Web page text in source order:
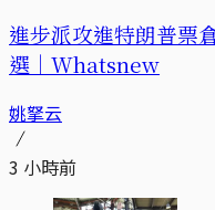
進步派攻進特朗普票
選｜Whatsnew
姚拏云
3 小時前